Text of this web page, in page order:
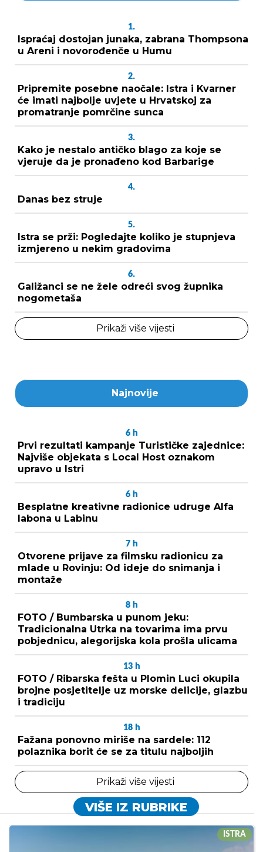
1.
Ispraćaj dostojan junaka, zabrana Thompsona
u Areni i novorođenče u Humu
2.
Pripremite posebne naočale: Istra i Kvarner
će imati najbolje uvjete u Hrvatskoj za
promatranje pomrčine sunca
3.
Kako je nestalo antičko blago za koje se
vjeruje da je pronađeno kod Barbarige
4.
Danas bez struje
5.
Istra se prži: Pogledajte koliko je stupnjeva
izmjereno u nekim gradovima
6.
Galižanci se ne žele odreći svog župnika
nogometaša
Prikaži više vijesti
Najnovije
6 h
Prvi rezultati kampanje Turističke zajednice:
Najviše objekata s Local Host oznakom
upravo u Istri
6 h
Besplatne kreativne radionice udruge Alfa
labona u Labinu
7 h
Otvorene prijave za filmsku radionicu za
mlade u Rovinju: Od ideje do snimanja i
montaže
8 h
FOTO / Bumbarska u punom jeku:
Tradicionalna Utrka na tovarima ima prvu
pobjednicu, alegorijska kola prošla ulicama
13 h
FOTO / Ribarska fešta u Plomin Luci okupila
brojne posjetitelje uz morske delicije, glazbu
i tradiciju
18 h
Fažana ponovno miriše na sardele: 112
polaznika borit će se za titulu najboljih
Prikaži više vijesti
VIŠE IZ RUBRIKE
ISTRA